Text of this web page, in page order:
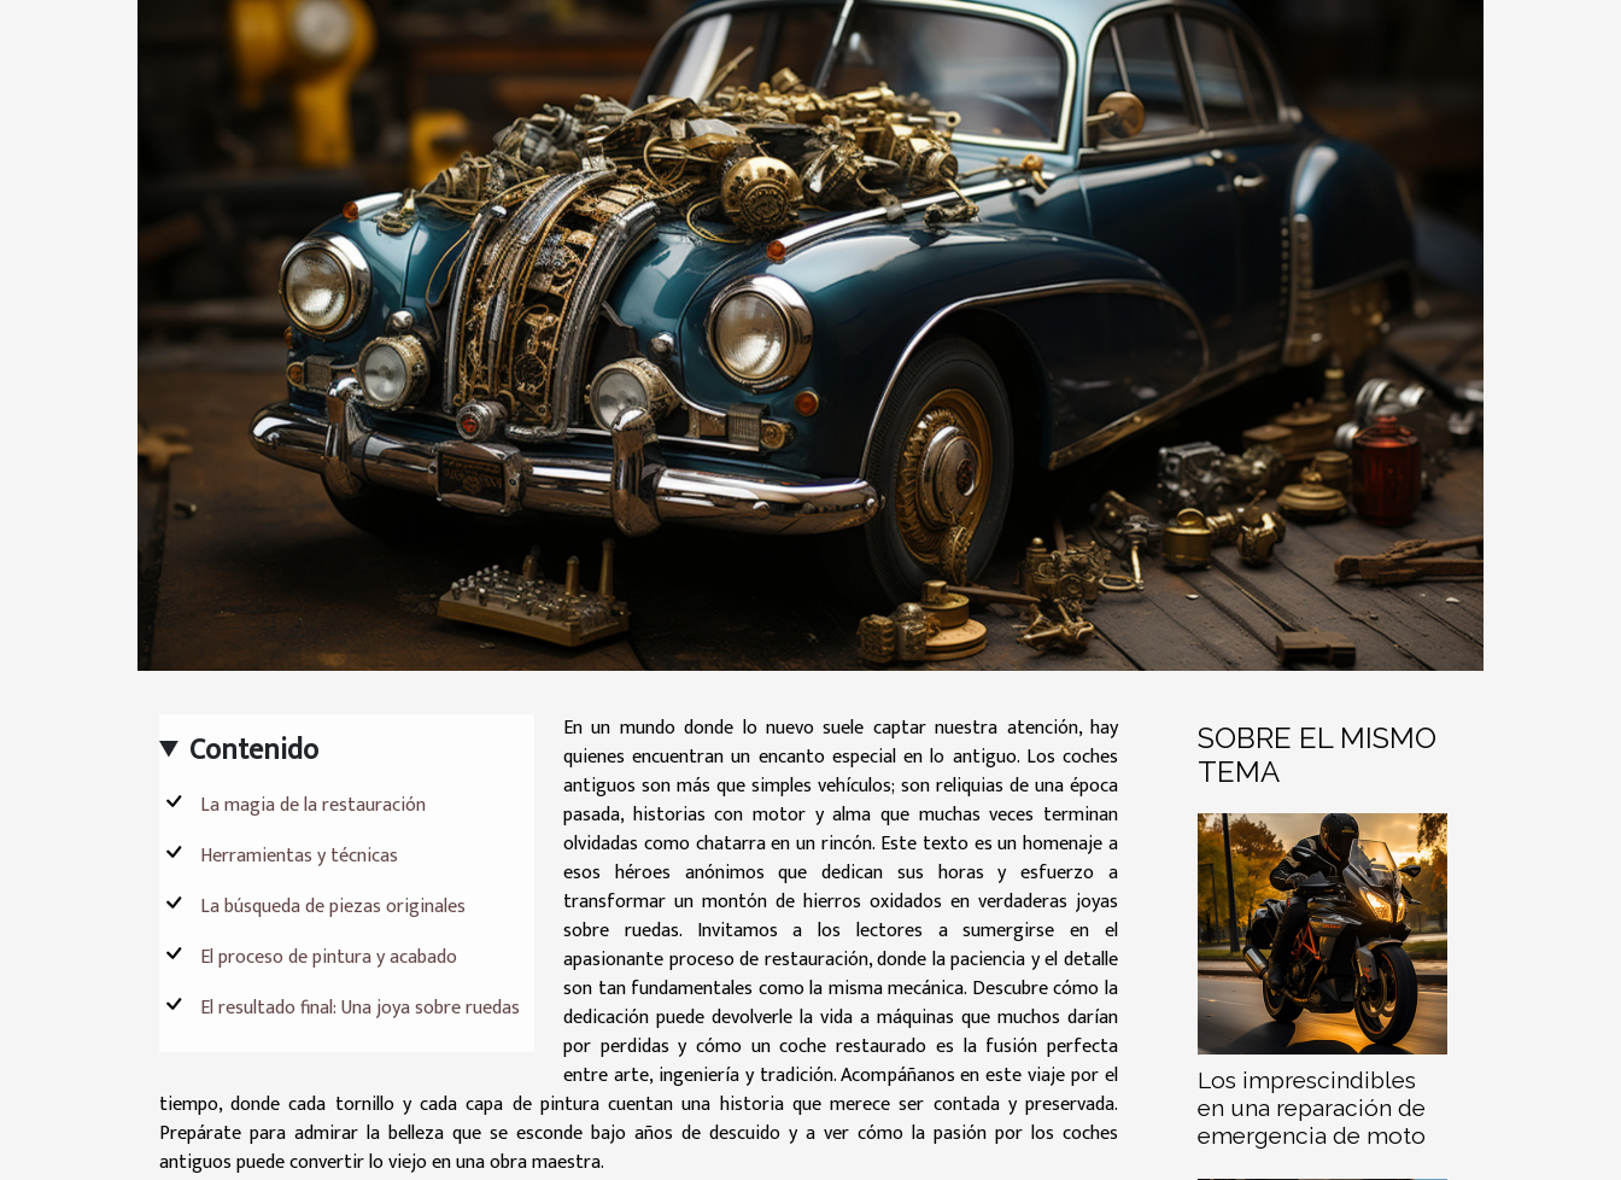
Contenido
La magia de la restauración
Herramientas y técnicas
La búsqueda de piezas originales
El proceso de pintura y acabado
El resultado final: Una joya sobre ruedas
En un mundo donde lo nuevo suele captar nuestra atención, hay
quienes encuentran un encanto especial en lo antiguo. Los coches
antiguos son más que simples vehículos; son reliquias de una época
pasada, historias con motor y alma que muchas veces terminan
olvidadas como chatarra en un rincón. Este texto es un homenaje a
esos héroes anónimos que dedican sus horas y esfuerzo a
transformar un montón de hierros oxidados en verdaderas joyas
sobre ruedas. Invitamos a los lectores a sumergirse en el
apasionante proceso de restauración, donde la paciencia y el detalle
son tan fundamentales como la misma mecánica. Descubre cómo la
dedicación puede devolverle la vida a máquinas que muchos darían
por perdidas y cómo un coche restaurado es la fusión perfecta
entre arte, ingeniería y tradición. Acompáñanos en este viaje por el
tiempo, donde cada tornillo y cada capa de pintura cuentan una historia que merece ser contada y preservada.
Prepárate para admirar la belleza que se esconde bajo años de descuido y a ver cómo la pasión por los coches
antiguos puede convertir lo viejo en una obra maestra.
SOBRE EL MISMO
TEMA
Los imprescindibles
en una reparación de
emergencia de moto